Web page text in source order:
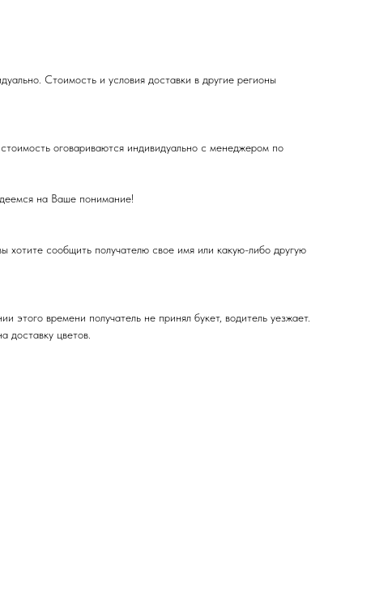
Стоимость и условия доставки в другие регионы
оговариваются индивидуально с менеджером по
на Ваше понимание!
хотите сообщить получателю свое имя или какую-либо другую
этого времени получатель не принял букет, водитель уезжает.
доставку цветов.